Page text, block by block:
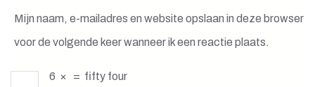
Mijn naam, e-mailadres en website opslaan in deze browser
voor de volgende keer wanneer ik een reactie plaats.
6 × = fifty four